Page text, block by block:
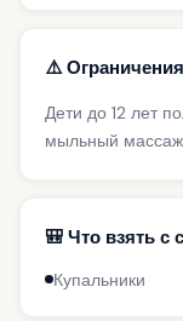
⚠️
Дети до 12 лет
мыльный массаж
🎒 Что взять с
Купальники